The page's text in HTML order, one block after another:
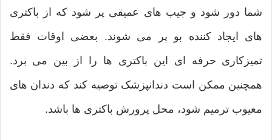
شما دور شود و جیب های عمیقی پر شود که از باکتری
های ایجاد کننده بو پر می شوند. بعضی اوقات فقط
تمیزکاری حرفه ای این باکتری ها را از بین می برد.
همچنین ممکن است دندانپزشک توصیه کند که دندان های
معیوب ترمیم شود، محل پرورش باکتری ها باشد.